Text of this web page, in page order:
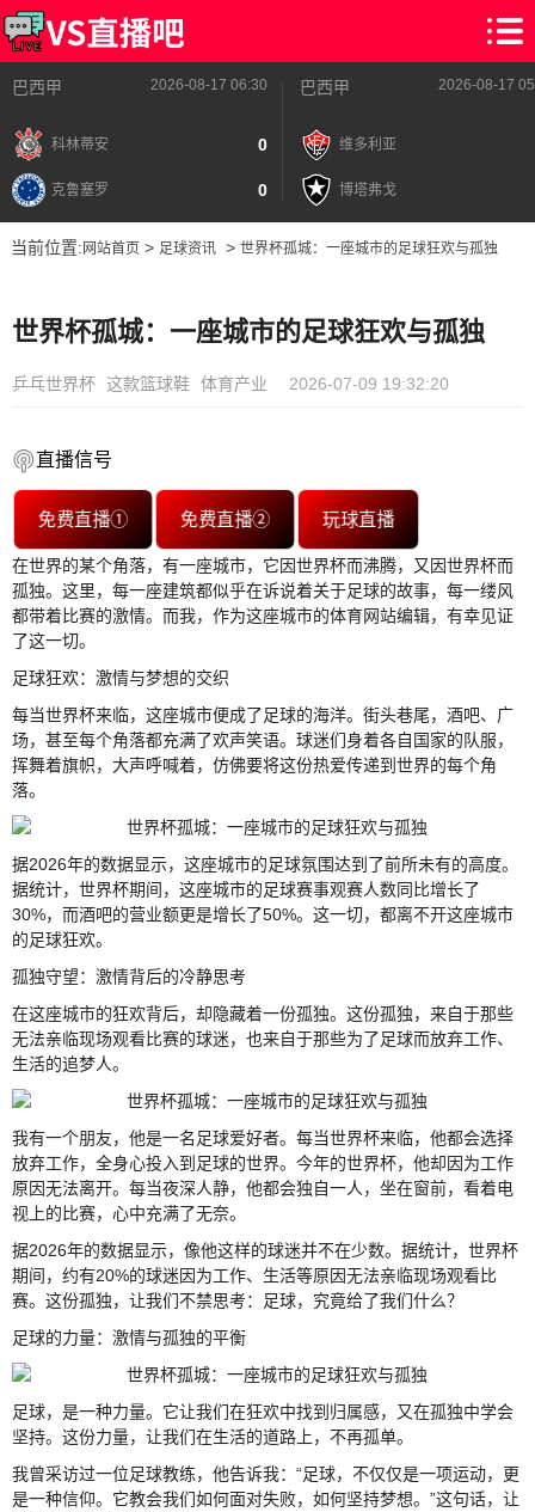
巴西甲 2026-08-17 06:30
科林蒂安 0
克鲁塞罗 0
巴西甲 2026-08-17
维多利亚
博塔弗戈
当前位置: 网站首页> 足球资讯> 世界杯孤城：一座城市的足球狂欢与孤独
世界杯孤城：一座城市的足球狂欢与孤独
乒乓世界杯 这款篮球鞋 体育产业 2026-07-09 19:32:20
直播信号
免费直播① 免费直播② 玩球直播
在世界的某个角落，有一座城市，它因世界杯而沸腾，又因世界杯而
孤独。这里，每一座建筑都似乎在诉说着关于足球的故事，每一缕风
都带着比赛的激情。而我，作为这座城市的体育网站编辑，有幸见证
了这一切。
足球狂欢：激情与梦想的交织
每当世界杯来临，这座城市便成了足球的海洋。街头巷尾，酒吧、广
场，甚至每个角落都充满了欢声笑语。球迷们身着各自国家的队服，
挥舞着旗帜，大声呼喊着，仿佛要将这份热爱传递到世界的每个角
落。
据2026年的数据显示，这座城市的足球氛围达到了前所未有的高度。
据统计，世界杯期间，这座城市的足球赛事观赛人数同比增长了
30%，而酒吧的营业额更是增长了50%。这一切，都离不开这座城市
的足球狂欢。
孤独守望：激情背后的冷静思考
在这座城市的狂欢背后，却隐藏着一份孤独。这份孤独，来自于那些
无法亲临现场观看比赛的球迷，也来自于那些为了足球而放弃工作、
生活的追梦人。
我有一个朋友，他是一名足球爱好者。每当世界杯来临，他都会选择
放弃工作，全身心投入到足球的世界。今年的世界杯，他却因为工作
原因无法离开。每当夜深人静，他都会独自一人，坐在窗前，看着电
视上的比赛，心中充满了无奈。
据2026年的数据显示，像他这样的球迷并不在少数。据统计，世界杯
期间，约有20%的球迷因为工作、生活等原因无法亲临现场观看比
赛。这份孤独，让我们不禁思考：足球，究竟给了我们什么？
足球的力量：激情与孤独的平衡
足球，是一种力量。它让我们在狂欢中找到归属感，又在孤独中学会
坚持。这份力量，让我们在生活的道路上，不再孤单。
我曾采访过一位足球教练，他告诉我：“足球，不仅仅是一项运动，更
是一种信仰。它教会我们如何面对失败，如何坚持梦想。”这句话，让